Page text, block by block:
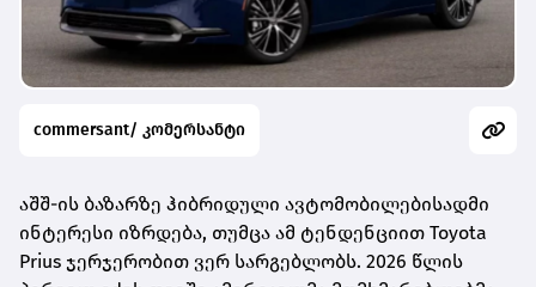
commersant/ კომერსანტი
აშშ-ის ბაზარზე ჰიბრიდული ავტომობილებისადმი
ინტერესი იზრდება, თუმცა ამ ტენდენციით Toyota
Prius ჯერჯერობით ვერ სარგებლობს. 2026 წლის